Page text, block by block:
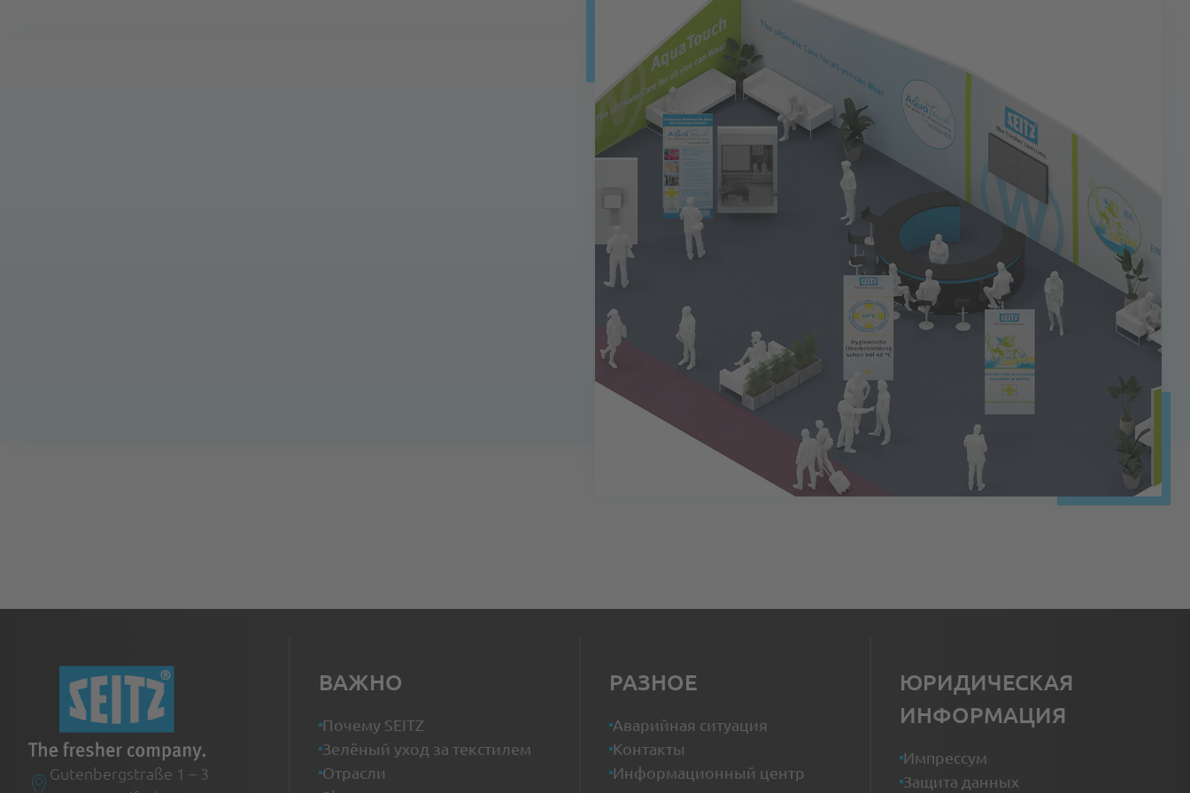
Gutenbergstraße 1 – 3
ВАЖНО
Почему SEITZ
Зелёный уход за текстилем
Отрасли
РАЗНОЕ
Аварийная ситуация
Контакты
Информационный центр
ЮРИДИЧЕСКАЯ
ИНФОРМАЦИЯ
Импрессум
Защита данных